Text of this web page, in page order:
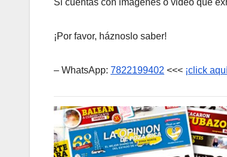
Si cuentas con imágenes o video que
¡Por favor, háznoslo saber!
– WhatsApp: 7822199402 <<< ¡click